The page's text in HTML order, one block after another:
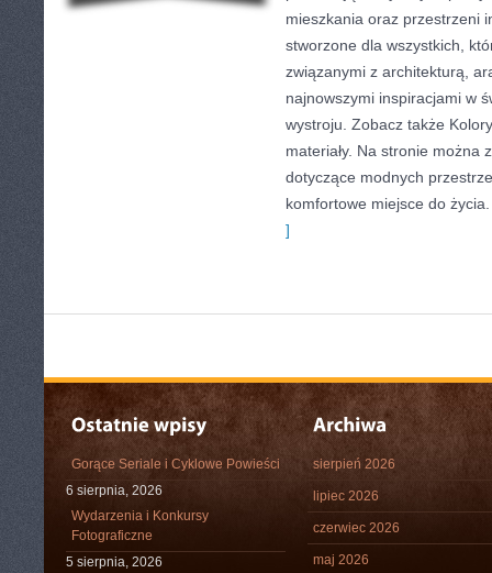
mieszkania oraz przestrzeni
stworzone dla wszystkich,
związanymi z architekturą,
najnowszymi inspiracjami w
wystroju. Zobacz także
materiały. Na stronie można
dotyczące modnych
komfortowe miejsce do
]
Gorące Seriale i Cyklowe Powieści
6 sierpnia, 2026
Wydarzenia i Konkursy
Fotograficzne
5 sierpnia, 2026
sierpień 2026
lipiec 2026
czerwiec 2026
maj 2026